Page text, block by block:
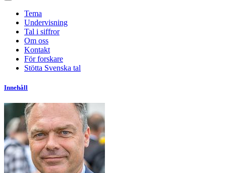
Tema
Undervisning
Tal i siffror
Om oss
Kontakt
För forskare
Stötta Svenska tal
Innehåll